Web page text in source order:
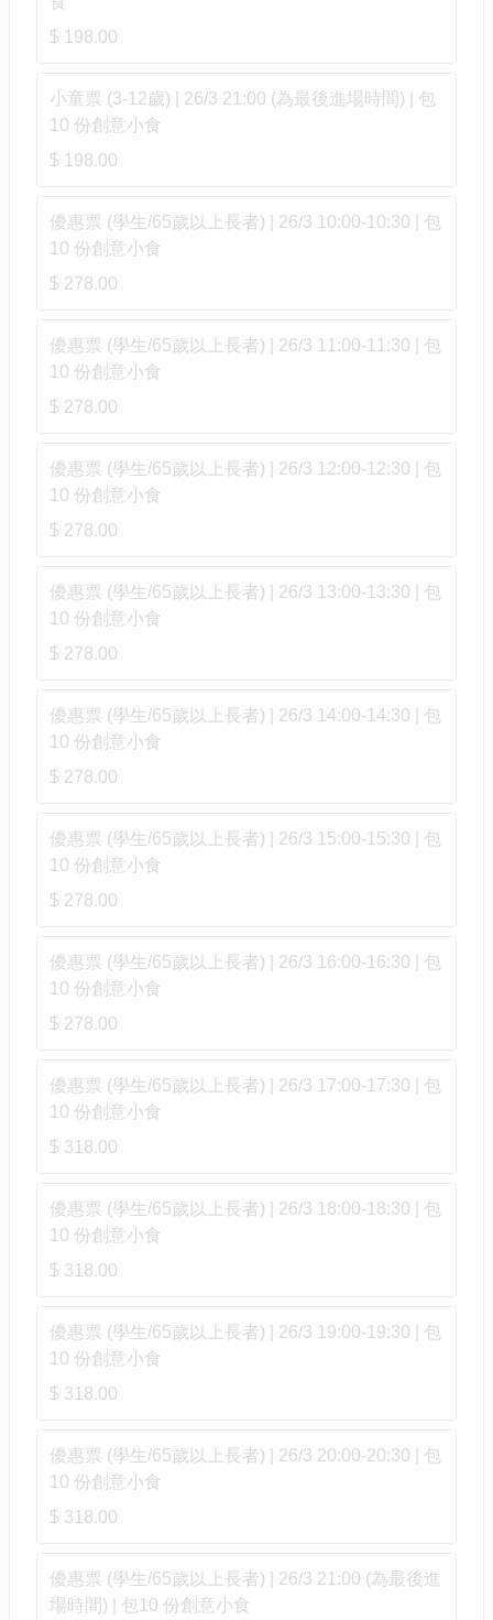
$ 198.00
小童票 (3-12歲) | 26/3 21:00 (為最後進場時間) | 包
10 份創意小食
$ 198.00
優惠票 (學生/65歲以上長者) | 26/3 10:00-10:30 | 包
10 份創意小食
$ 278.00
優惠票 (學生/65歲以上長者) | 26/3 11:00-11:30 | 包
10 份創意小食
$ 278.00
優惠票 (學生/65歲以上長者) | 26/3 12:00-12:30 | 包
10 份創意小食
$ 278.00
優惠票 (學生/65歲以上長者) | 26/3 13:00-13:30 | 包
10 份創意小食
$ 278.00
優惠票 (學生/65歲以上長者) | 26/3 14:00-14:30 | 包
10 份創意小食
$ 278.00
優惠票 (學生/65歲以上長者) | 26/3 15:00-15:30 | 包
10 份創意小食
$ 278.00
優惠票 (學生/65歲以上長者) | 26/3 16:00-16:30 | 包
10 份創意小食
$ 278.00
優惠票 (學生/65歲以上長者) | 26/3 17:00-17:30 | 包
10 份創意小食
$ 318.00
優惠票 (學生/65歲以上長者) | 26/3 18:00-18:30 | 包
10 份創意小食
$ 318.00
優惠票 (學生/65歲以上長者) | 26/3 19:00-19:30 | 包
10 份創意小食
$ 318.00
優惠票 (學生/65歲以上長者) | 26/3 20:00-20:30 | 包
10 份創意小食
$ 318.00
優惠票 (學生/65歲以上長者) | 26/3 21:00 (為最後進
場時間) | 包10 份創意小食